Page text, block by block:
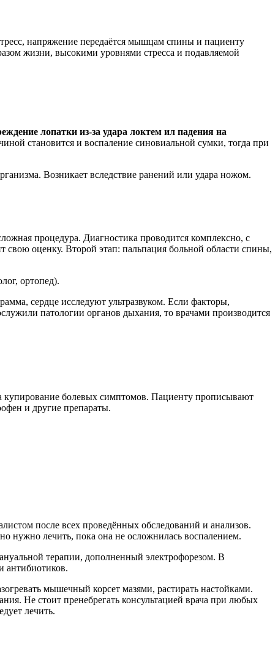
напряжение передаётся мышцам спины и пациенту
жизни, высокими уровнями стресса и подавляемой
лопатки из-за удара локтем ил падения на
становится и воспаление синовиальной сумки, тогда при
Возникает вследствие ранений или удара ножом.
процедура. Диагностика проводится комплексно, с
свою оценку. Второй этап: пальпация больной области спины,
ортопед).
сердце исследуют ультразвуком. Если факторы,
патологии органов дыхания, то врачами производится
купирование болевых симптомов. Пациенту прописывают
и другие препараты.
после всех проведённых обследований и анализов.
нужно лечить, пока она не осложнилась воспалением.
терапии, дополненный электрофорезом. В
антибиотиков.
мышечный корсет мазями, растирать настойками.
Не стоит пренебрегать консультацией врача при любых
лечить.